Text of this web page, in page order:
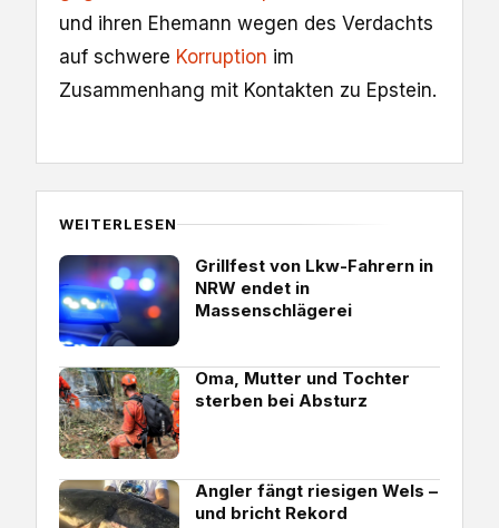
und ihren Ehemann wegen des Verdachts
auf schwere Korruption im
Zusammenhang mit Kontakten zu Epstein.
WEITERLESEN
Grillfest von Lkw-Fahrern in
NRW endet in
Massenschlägerei
Oma, Mutter und Tochter
sterben bei Absturz
Angler fängt riesigen Wels –
und bricht Rekord